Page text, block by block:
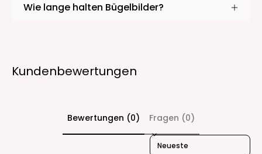
Wie lange halten Bügelbilder?
Kundenbewertungen
Bewertungen (0) Fragen (0)
Sort reviews by